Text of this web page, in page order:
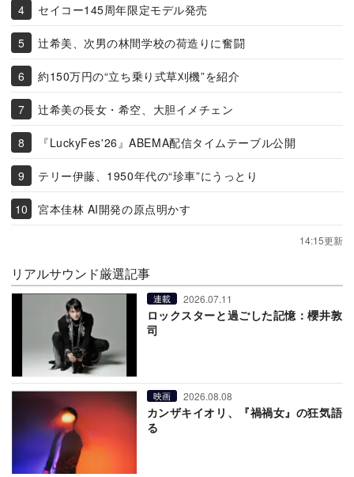
セイコー145周年限定モデル発売
辻希美、次男の林間学校の荷造りに奮闘
約150万円の“立ち乗り式草刈機”を紹介
辻希美の長女・希空、大胆イメチェン
『LuckyFes'26』ABEMA配信タイムテーブル公開
テリー伊藤、1950年代の“珍車”にうっとり
宮本佳林 AI開発の原点明かす
14:15更新
リアルサウンド厳選記事
連載 2026.07.11
ロックスターと過ごした記憶：櫻井敦
司
映画 2026.08.08
カンザキイオリ、『禍禍女』の狂気語
る